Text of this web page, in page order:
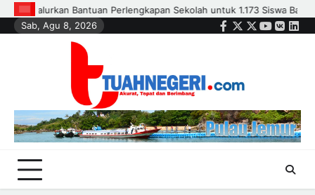
Skip
to
Baru PAUD Kurang Mampu
Polsek Kandis dan Petani Bersinergi,
Sab, Agu 8, 2026
Facebook
Twitter
Instagram
Youtube
VK